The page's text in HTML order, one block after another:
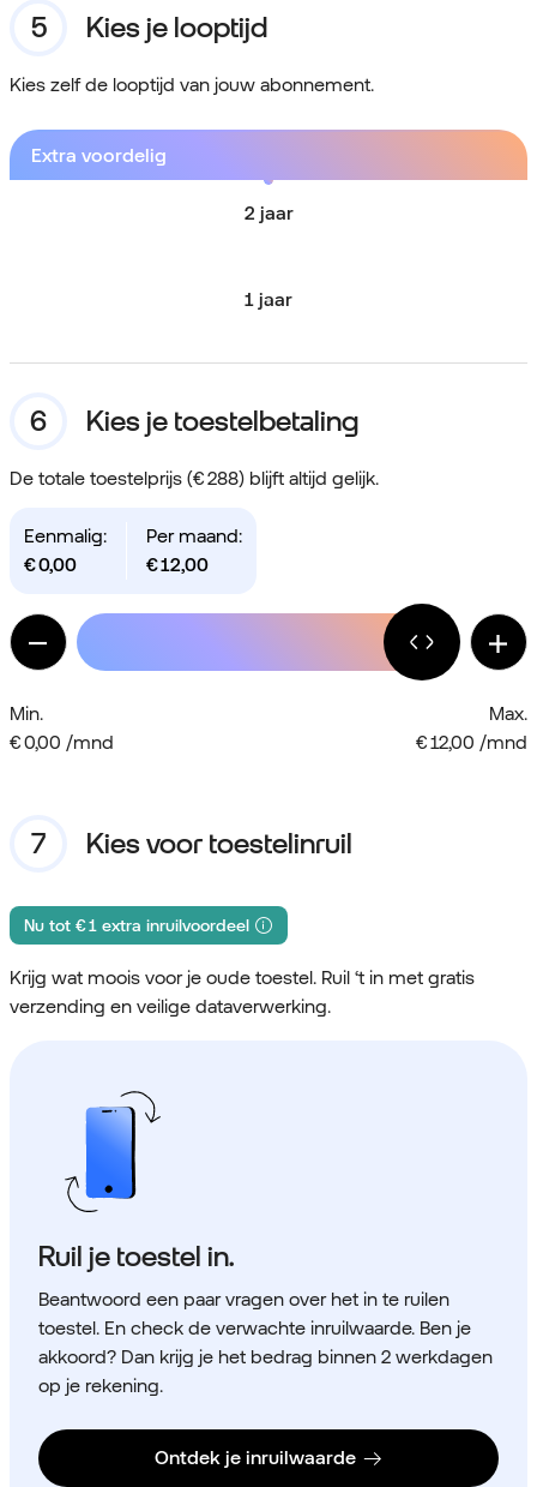
Kies je looptijd
Kies zelf de looptijd van jouw abonnement.
Extra voordelig
2 jaar
1 jaar
Kies je toestelbetaling
De totale toestelprijs (€ 288) blijft altijd gelijk.
Eenmalig:
€0,00
Per maand:
€12,00
Min.
€ 0,00 /mnd
Max.
€ 12,00 /mnd
Kies voor toestelinruil
Nu tot € 1 extra inruilvoordeel
Krijg wat moois voor je oude toestel. Ruil ‘t in met gratis
verzending en veilige dataverwerking.
Ruil je toestel in.
Beantwoord een paar vragen over het in te ruilen
toestel. En check de verwachte inruilwaarde. Ben je
akkoord? Dan krijg je het bedrag binnen 2 werkdagen
op je rekening.
Ontdek je inruilwaarde